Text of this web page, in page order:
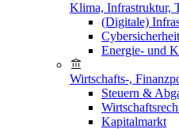
Klima, Infrastruktur,
(Digitale)
Cybersicherheit
Energie- und
Wirtschafts-,
Steuern &
Kapitalmarkt